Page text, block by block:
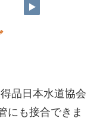
品日本水道協会
にも接合できま